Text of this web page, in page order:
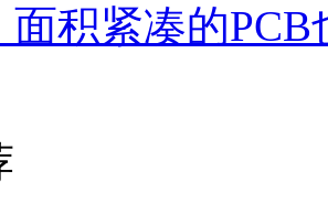
面积紧凑的